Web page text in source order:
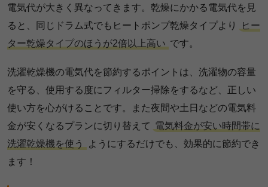
電気代が大きく異なってきます。乾燥にかかる電気代を見
ると、同じドラム式でもヒートポンプ乾燥タイプより
ヒー
ター乾燥タイプのほうが2倍以上高い です。
洗濯乾燥機の電気代を節約するポイントは、洗濯物の容量
を守る、使用する度にフィルター掃除をするなど、正しい
使い方を心がけることです。また夜間や土日などの電気料
金が安くなるプランに切り替えて 電気料金が安い時間帯に
洗濯乾燥機を使う
ようにするだけでも、効果的に節約でき
ます！